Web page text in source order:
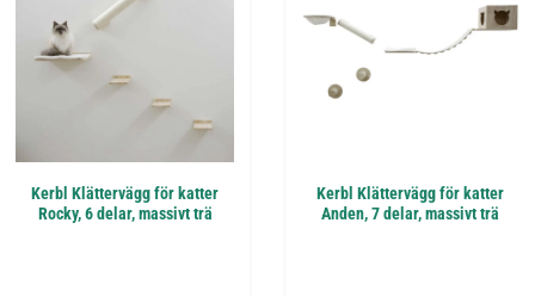
Kerbl Klättervägg för katter
Rocky, 6 delar, massivt trä
Kerbl Klättervägg för katter
Anden, 7 delar, massivt trä